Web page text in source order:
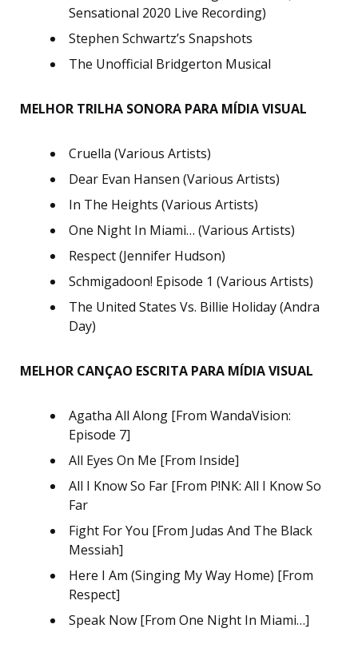
Sensational 2020 Live Recording)
Stephen Schwartz’s Snapshots
The Unofficial Bridgerton Musical
MELHOR TRILHA SONORA PARA MÍDIA VISUAL
Cruella (Various Artists)
Dear Evan Hansen (Various Artists)
In The Heights (Various Artists)
One Night In Miami… (Various Artists)
Respect (Jennifer Hudson)
Schmigadoon! Episode 1 (Various Artists)
The United States Vs. Billie Holiday (Andra
Day)
MELHOR CANÇAO ESCRITA PARA MÍDIA VISUAL
Agatha All Along [From WandaVision:
Episode 7]
All Eyes On Me [From Inside]
All I Know So Far [From P!NK: All I Know So
Far
Fight For You [From Judas And The Black
Messiah]
Here I Am (Singing My Way Home) [From
Respect]
Speak Now [From One Night In Miami…]